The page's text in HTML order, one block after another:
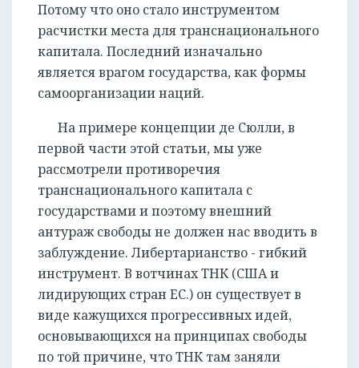
Потому что оно стало инструментом
расчистки места для транснационального
капитала. Последний изначально
является врагом государства, как формы
самоорганизации наций.
На примере концепции де Сюлли, в
первой части этой статьи, мы уже
рассмотрели противоречия
транснационального капитала с
государствами и поэтому внешний
антураж свободы не должен нас вводить в
заблуждение. Либертарианство - гибкий
инструмент. В вотчинах ТНК (США и
лидирующих стран ЕС.) он существует в
виде кажущихся прогрессивных идей,
основывающихся на принципах свободы
по той причине, что ТНК там заняли